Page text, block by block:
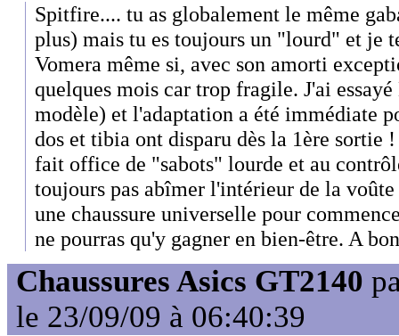
Spitfire.... tu as globalement le même
plus) mais tu es toujours un "lourd" et je
Vomera même si, avec son amorti
quelques mois car trop fragile. J'ai
modèle) et l'adaptation a été immédiate
dos et tibia ont disparu dès la 1ère sortie
fait office de "sabots" lourde et au
toujours pas abîmer l'intérieur de la
une chaussure universelle pour
ne pourras qu'y gagner en bien-être. A
Chaussures Asics GT2140
le 23/09/09 à 06:40:39